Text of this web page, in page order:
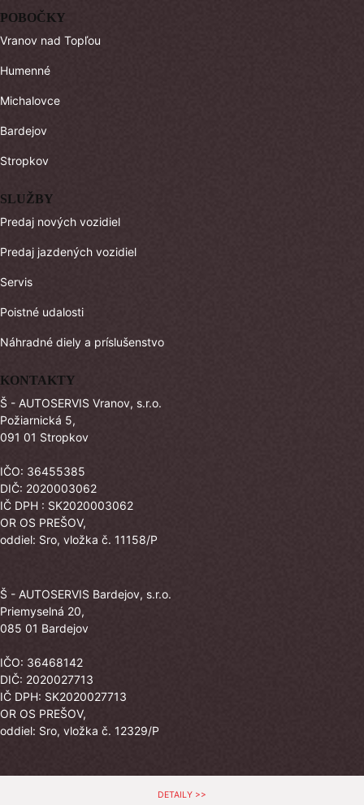
POBOČKY
Vranov nad Topľou
Humenné
Michalovce
Bardejov
Stropkov
SLUŽBY
Predaj nových vozidiel
Predaj jazdených vozidiel
Servis
Poistné udalosti
Náhradné diely a príslušenstvo
KONTAKTY
Š - AUTOSERVIS Vranov, s.r.o.
Požiarnická 5,
091 01 Stropkov
IČO: 36455385
DIČ: 2020003062
IČ DPH : SK2020003062
OR OS PREŠOV,
oddiel: Sro, vložka č. 11158/P
Š - AUTOSERVIS Bardejov, s.r.o.
Priemyselná 20,
085 01 Bardejov
IČO: 36468142
DIČ: 2020027713
IČ DPH: SK2020027713
OR OS PREŠOV,
oddiel: Sro, vložka č. 12329/P
DETAILY >>